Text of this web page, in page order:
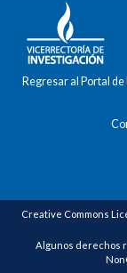
Regresar al Portal
Creative Commons
Algunos derechos